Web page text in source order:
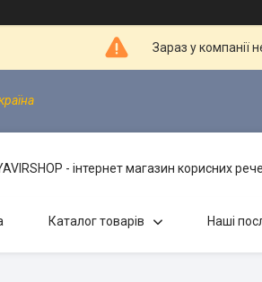
Зараз у компанії
- інтернет магазин корисних
Каталог товарів Наші